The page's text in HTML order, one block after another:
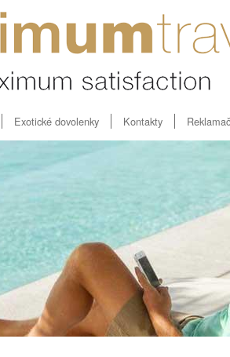
Exotické dovolenky Kontakty